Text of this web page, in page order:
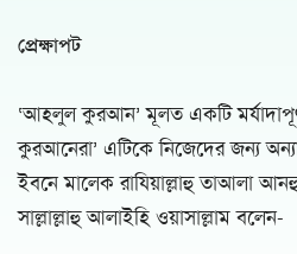
প্রেক্ষাপট
‘আহলুল কুরআন’ মূলত একটি
কুরআনেরা’ এটিকে নিজেদের জন্য
ইবনে মালেক রাযিয়াল্লাহু তাআলা
সাল্লাল্লাহু আলাইহি ওয়াসাল্লাম বলেন-